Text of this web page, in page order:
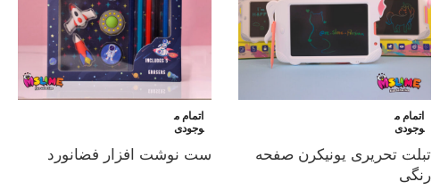
اتمام م
وجودی
تبلت تحریری یونیکرن صفحه
رنگی
اتمام م
وجودی
ست نوشت افزار فضانورد